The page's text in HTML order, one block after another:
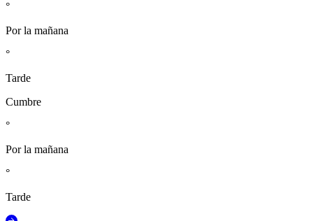
°
Por la mañana
°
Tarde
Cumbre
°
Por la mañana
°
Tarde